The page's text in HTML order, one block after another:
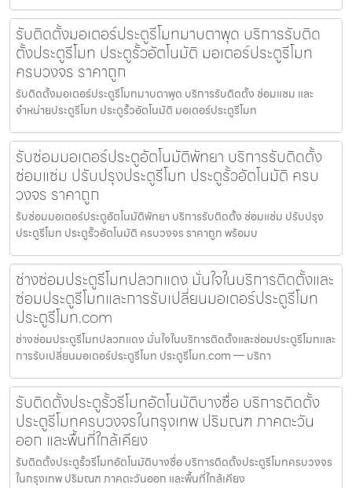
รับติดตั้งมอเตอร์ประตูรีโมทมาบตาพุด บริการรับติด
ตั้งประตูรีโมท ประตูรั้วอัตโนมัติ มอเตอร์ประตูรีโมท
ครบวงจร ราคาถูก
รับติดตั้งมอเตอร์ประตูรีโมทมาบตาพุด บริการรับติดตั้ง ซ่อมแซม และ
จำหน่ายประตูรีโมท ประตูรั้วอัตโนมัติ มอเตอร์ประตูรีโมท
รับซ่อมมอเตอร์ประตูอัตโนมัติพัทยา บริการรับติดตั้ง
ซ่อมแซ่ม ปรับปรุงประตูรีโมท ประตูรั้วอัตโนมัติ ครบ
วงจร ราคาถูก
รับซ่อมมอเตอร์ประตูอัตโนมัติพัทยา บริการรับติดตั้ง ซ่อมแซ่ม ปรับปรุง
ประตูรีโมท ประตูรั้วอัตโนมัติ ครบวงจร ราคาถูก พร้อมบ
ช่างซ่อมประตูรีโมทปลวกแดง มั่นใจในบริการติดตั้งและ
ซ่อมประตูรีโมทและการรับเปลี่ยนมอเตอร์ประตูรีโมท
ประตูรีโมท.com
ช่างซ่อมประตูรีโมทปลวกแดง มั่นใจในบริการติดตั้งและซ่อมประตูรีโมทและ
การรับเปลี่ยนมอเตอร์ประตูรีโมท ประตูรีโมท.com — บริกา
รับติดตั้งประตูรั้วรีโมทอัตโนมัติบางซื่อ บริการติดตั้ง
ประตูรีโมทครบวงจรในกรุงเทพ ปริมณฑ ภาคตะวัน
ออก และพื้นที่ใกล้เคียง
รับติดตั้งประตูรั้วรีโมทอัตโนมัติบางซื่อ บริการติดตั้งประตูรีโมทครบวงจร
ในกรุงเทพ ปริมณฑ ภาคตะวันออก และพื้นที่ใกล้เคียง